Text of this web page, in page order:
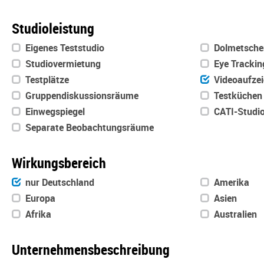
Studioleistung
Eigenes Teststudio
Studiovermietung
Testplätze
Gruppendiskussionsräume
Einwegspiegel
Separate Beobachtungsräume
Eye
Testküchen
CATI-
Wirkungsbereich
nur Deutschland
Europa
Afrika
Amerika
Asien
Australien
Unternehmensbeschreibung